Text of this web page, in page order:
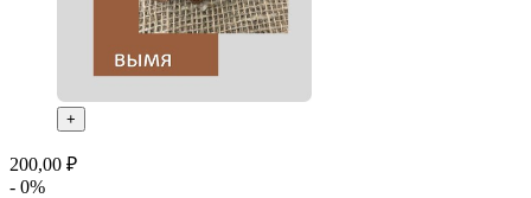
+
200,00 ₽
- 0%